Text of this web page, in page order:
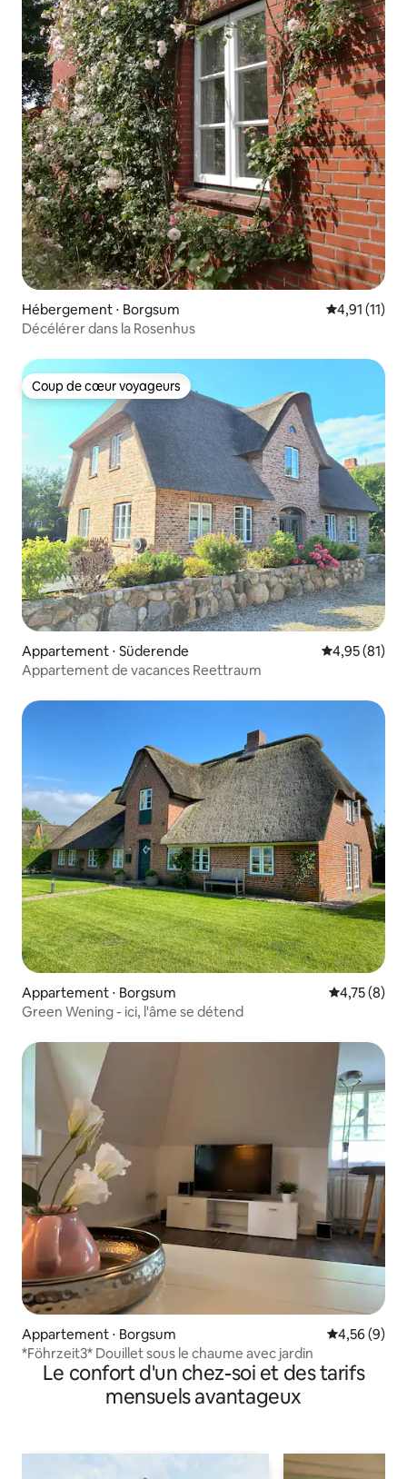
Hébergement ⋅ Borgsum Évaluation
4,91 (11)
Décélérer dans la Rosenhus
Coup de cœur voyageurs
Coup de cœur voyageurs
Appartement ⋅ Süderende Évaluation
4,95 (81)
Appartement de vacances Reettraum
Appartement ⋅ Borgsum Évaluation
4,75 (8)
Green Wening - ici, l'âme se détend
Appartement ⋅ Borgsum Évaluation
4,56 (9)
*Föhrzeit3* Douillet sous le chaume avec jardin
Le confort d'un chez-soi et des tarifs
mensuels avantageux